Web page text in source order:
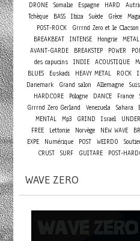
DRONE
Somalie Espagne HARD
Tchèque
BASS Ibiza Suède Grèce
POST-ROCK
Grrrnd Zero et le Clacson
BREAKBEAT INTENSE Hongrie METAL
AVANT-GARDE
BREAKSTEP POWER
des capucins INDIE ACOUSTIQUE
BLUES
Euskadi HEAVY METAL ROCK
Danemark
Grand salon Allemagne
HARDCORE
Pologne DANCE France
Grrrnd Zero Gerland
Venezuela Sahara
MENTAL
Mp3 GRIND Israel
FREE
Lettonie Norvège NEW WAVE
EXPE
Numérique POST WEIRDO
CRUST
SURF GUITARE POST-
WAVE ZERO